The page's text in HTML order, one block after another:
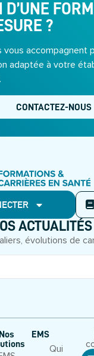
D’UNE
?
vous accompagnent
adaptée à votre
CONTACTEZ-NOUS
ACTUALITÉS
évolutions de
Nos
EMS
Qui